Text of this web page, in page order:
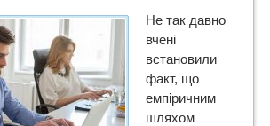
Не так давно
вчені
встановили
факт, що
емпіричним
шляхом